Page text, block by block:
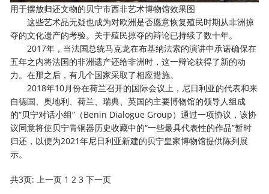
用于摆放归还文物的贝宁市西非艺术博物馆效果图
这些艺术品无疑也成为对欧洲是否愿意恢复殖民时期从非洲掠
夺的文化遗产的考验。关于殖民掠夺的辩论已持续了数十年。
2017年，当法国总统马克龙在布基纳法索的演讲中承诺确保在
五年之内将法国的非洲遗产还给非洲时，这一辩论获得了新的动
力。在那之后，有几个国家采取了相应措施。
2018年10月份在荷兰召开的国际会议上，尼日利亚的代表和来
自德国、奥地利、荷兰、瑞典、英国的主要博物馆的领导人组成
的“贝宁对话小组”（Benin Dialogue Group）通过一项协议，该协
议同意将使贝宁青铜器历史收藏中的“一些最具代表性的作品”暂时
归还，以便为2021年尼日利亚新建的贝宁皇家博物馆提供陈列展
示。
共3页:上一页 1 2 3 下一页